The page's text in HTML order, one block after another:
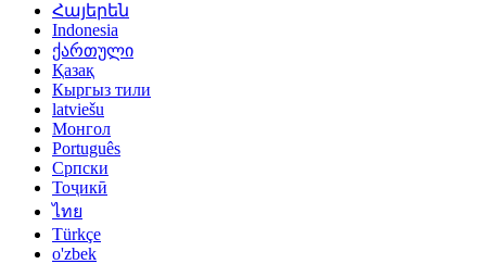
Հայերեն
Indonesia
ქართული
Қазақ
Кыргыз тили
latviešu
Монгол
Português
Српски
Тоҷикӣ
ไทย
Türkçe
o'zbek